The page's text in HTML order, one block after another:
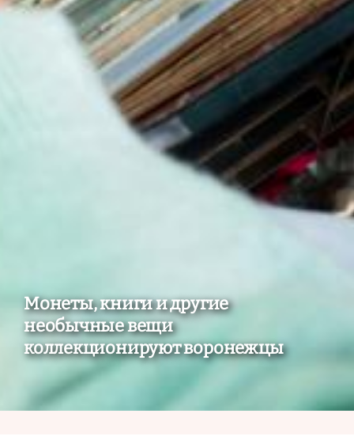
Монеты, книги и другие
необычные вещи
коллекционируют воронежцы